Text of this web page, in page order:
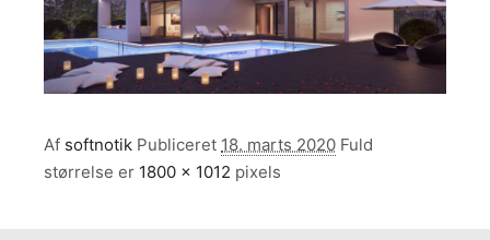
Af softnotik Publiceret 18. marts 2020 Fuld
størrelse er 1800 × 1012 pixels